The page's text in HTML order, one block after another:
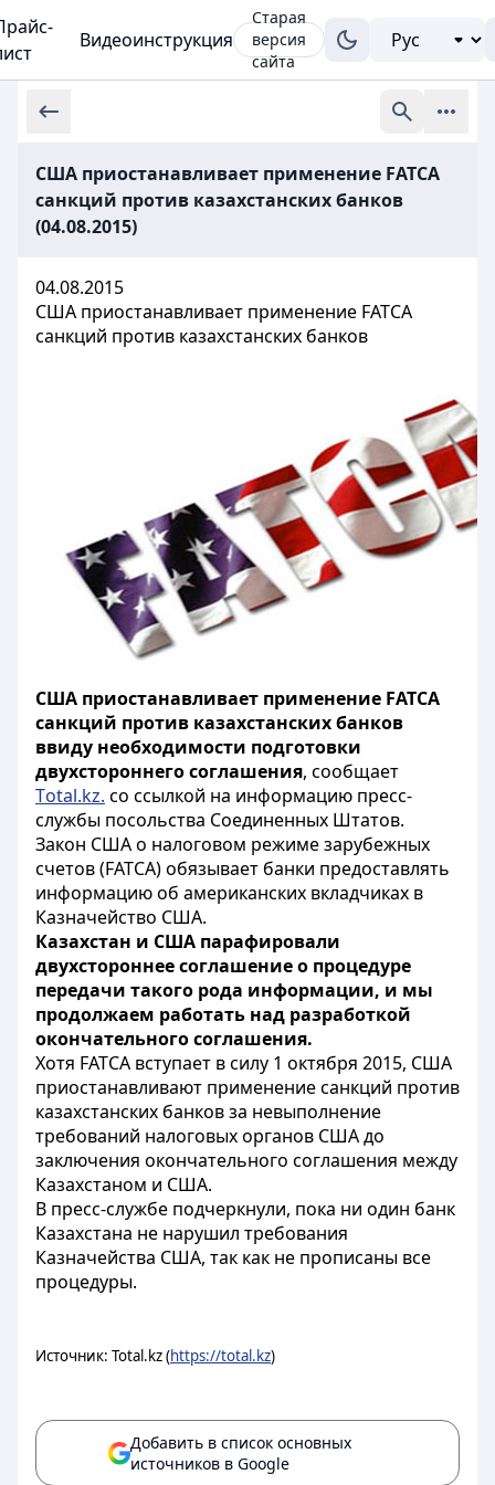
Видеоинструкция
Старая
версия
сайта
США приостанавливает применение FATCA
санкций против казахстанских банков
(04.08.2015)
04.08.2015
США приостанавливает применение FATCA
санкций против казахстанских банков
США приостанавливает применение FATCA
санкций против казахстанских банков
ввиду необходимости подготовки
двухстороннего соглашения, сообщает
Тotal.kz. со ссылкой на информацию пресс-
службы посольства Соединенных Штатов.
Закон США о налоговом режиме зарубежных
счетов (FATCA) обязывает банки предоставлять
информацию об американских вкладчиках в
Казначейство США.
Казахстан и США парафировали
двухстороннее соглашение о процедуре
передачи такого рода информации, и мы
продолжаем работать над разработкой
окончательного соглашения.
Хотя FATCA вступает в силу 1 октября 2015, США
приостанавливают применение санкций против
казахстанских банков за невыполнение
требований налоговых органов США до
заключения окончательного соглашения между
Казахстаном и США.
В пресс-службе подчеркнули, пока ни один банк
Казахстана не нарушил требования
Казначейства США, так как не прописаны все
процедуры.
Источник: Total.kz (https://total.kz)
Добавить в список основных
источников в Google